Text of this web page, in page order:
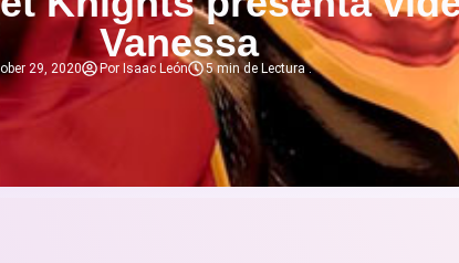
Vanessa
29, 2020 Por Isaac León 5 min de Lectura .